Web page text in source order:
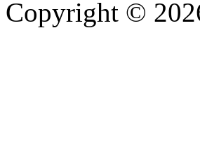
Copyright ©